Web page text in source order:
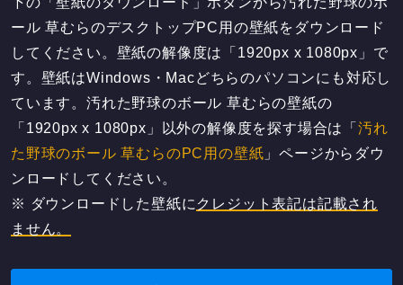
ール 草むらのデスクトップPC用の壁紙をダウンロード
してください。壁紙の解像度は「1920px x 1080px」で
す。壁紙はWindows・Macどちらのパソコンにも対応し
ています。汚れた野球のボール 草むらの壁紙の
「1920px x 1080px」以外の解像度を探す場合は「 汚れ
た野球のボール 草むらのPC用の壁紙 」ページからダウ
ンロードしてください。
※ ダウンロードした壁紙に クレジット表記は記載され
ません。